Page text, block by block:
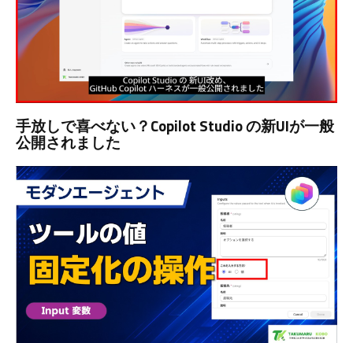
手放しで喜べない？Copilot Studio の新UIが一般
公開されました